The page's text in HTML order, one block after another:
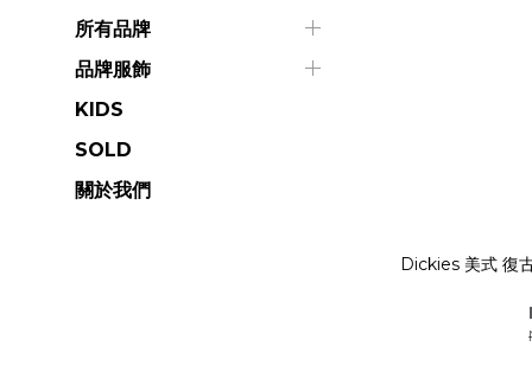
所有品牌
品牌服飾
KIDS
SOLD
關於我們
Dickies 美式 復